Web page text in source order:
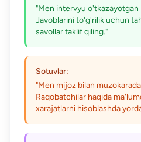
"Men intervyu
Javoblarini to'g'rilik uchun
savollar taklif qiling."
Sotuvlar:
"Men mijoz bilan
Raqobatchilar haqida
xarajatlarni hisoblashda